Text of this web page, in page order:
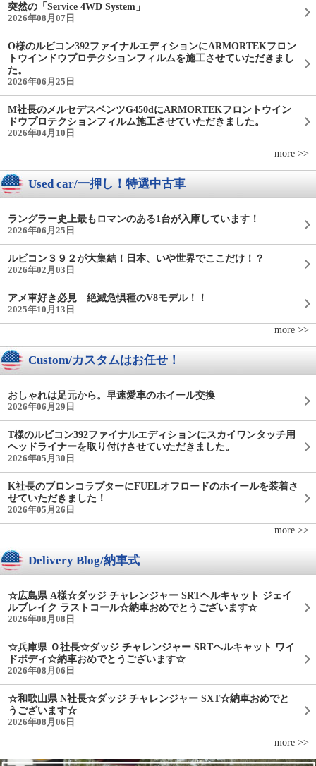
突然の「Service 4WD System」
2026年08月07日
O様のルビコン392ファイナルエディションにARMORTEKフロン
トウインドウプロテクションフィルムを施工させていただきまし
た。
2026年06月25日
M社長のメルセデスベンツG450dにARMORTEKフロントウイン
ドウプロテクションフィルム施工させていただきました。
2026年04月10日
more >>
Used car/一押し！特選中古車
ラングラー史上最もロマンのある1台が入庫しています！
2026年06月25日
ルビコン３９２が大集結！日本、いや世界でここだけ！？
2026年02月03日
アメ車好き必見 絶滅危惧種のV8モデル！！
2025年10月13日
more >>
Custom/カスタムはお任せ！
おしゃれは足元から。早速愛車のホイール交換
2026年06月29日
T様のルビコン392ファイナルエディションにスカイワンタッチ用
ヘッドライナーを取り付けさせていただきました。
2026年05月30日
K社長のブロンコラプターにFUELオフロードのホイールを装着さ
せていただきました！
2026年05月26日
more >>
Delivery Blog/納車式
☆広島県 A様☆ダッジ チャレンジャー SRTヘルキャット ジェイ
ルブレイク ラストコール☆納車おめでとうございます☆
2026年08月08日
☆兵庫県 Ｏ社長☆ダッジ チャレンジャー SRTヘルキャット ワイ
ドボディ☆納車おめでとうございます☆
2026年08月06日
☆和歌山県 N社長☆ダッジ チャレンジャー SXT☆納車おめでと
うございます☆
2026年08月06日
more >>